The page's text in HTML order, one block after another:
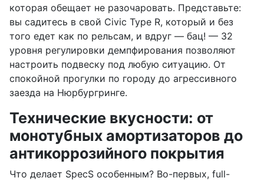
которая обещает не разочаровать. Представьте:
вы садитесь в свой Civic Type R, который и без
того едет как по рельсам, и вдруг — бац! — 32
уровня регулировки демпфирования позволяют
настроить подвеску под любую ситуацию. От
спокойной прогулки по городу до агрессивного
заезда на Нюрбургринге.
Технические вкусности: от
монотубных амортизаторов до
антикоррозийного покрытия
Что делает SpecS особенным? Во-первых, full-